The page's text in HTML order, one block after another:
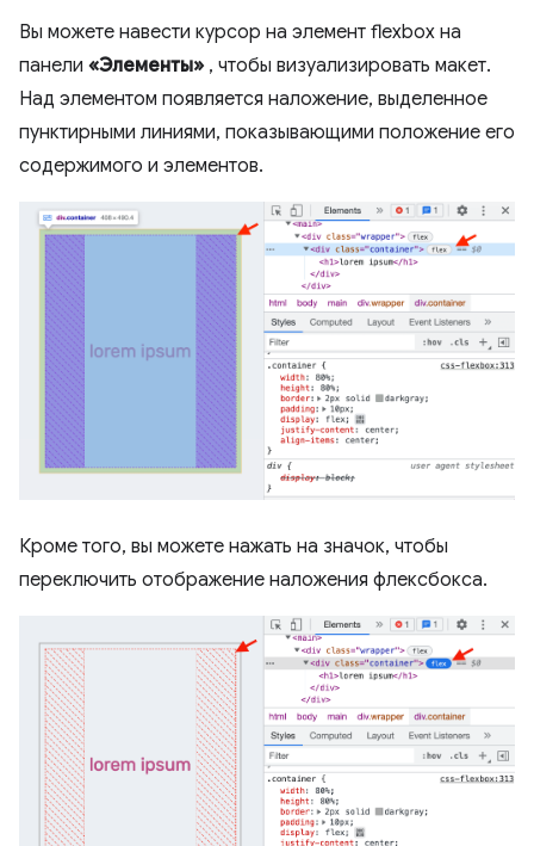
Вы можете навести курсор на элемент flexbox на
панели «Элементы» , чтобы визуализировать макет.
Над элементом появляется наложение, выделенное
пунктирными линиями, показывающими положение его
содержимого и элементов.
Кроме того, вы можете нажать на значок, чтобы
переключить отображение наложения флексбокса.